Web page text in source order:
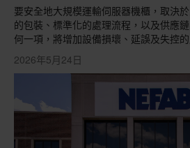
要安全地大規模運輸伺服器機櫃，取決
的包裝、標準化的處理流程，以及供應
何一項，將增加設備損壞、延誤及失控的
2026年5月24日